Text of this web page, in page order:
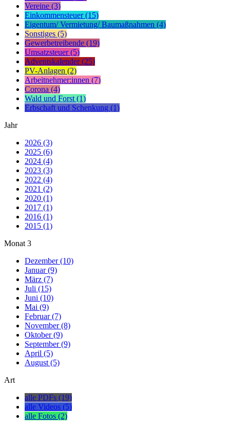
Vereine (3)
Einkommensteuer (15)
Eigentum/ Vermietung/ Baumaßnahmen (4)
Sonstiges (5)
Gewerbetreibende (19)
Umsatzsteuer (5)
Adventskalender (25)
PV-Anlagen (2)
Arbeitnehmer:innen (7)
Corona (4)
Wald und Forst (1)
Erbschaft und Schenkung (1)
Jahr
2026 (3)
2025 (6)
2024 (4)
2023 (3)
2022 (4)
2021 (2)
2020 (1)
2017 (1)
2016 (1)
2015 (1)
Monat 3
Dezember (10)
Januar (9)
März (7)
Juli (15)
Juni (10)
Mai (9)
Februar (7)
November (8)
Oktober (9)
September (9)
April (5)
August (5)
Art
alle PDFs (19)
alle Videos (5)
alle Fotos (2)